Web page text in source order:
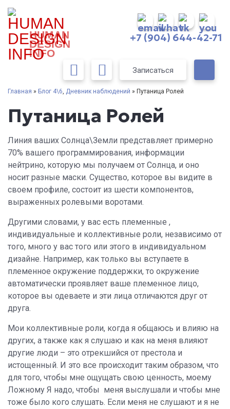
HUMAN
DESIGN
INFO
+7 (904) 644-42-71
Записаться
Главная » Блог 4\6, Дневник наблюдений » Путаница Ролей
Путаница Ролей
Линия ваших Солнца\Земли представляет примерно
70% вашего программирования, информации
нейтрино, которую мы получаем от Солнца, и оно
носит разные маски. Существо, которое вы видите в
своем профиле, состоит из шести компонентов,
выраженных ролевыми воротами.
Другими словами, у вас есть племенные ,
индивидуальные и коллективные роли, независимо от
того, много у вас того или этого в индивидуальном
дизайне. Например, как только вы вступаете в
племенное окружение поддержки, то окружение
автоматически проявляет ваше племенное лицо,
которое вы одеваете и эти лица отличаются друг от
друга.
Мои коллективные роли, когда я общаюсь и влияю на
других, а также как я слушаю и как на меня влияют
другие люди – это отрекшийся от престола и
истощенный. И это все происходит таким образом, что
для того, чтобы мне ощущать свою ценность, моему
Ложному Я надо, чтобы меня выслушали и чтобы мне
тоже было кого слушать. Если меня не слушают и я не